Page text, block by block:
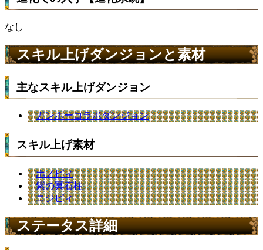
なし
スキル上げダンジョンと素材
主なスキル上げダンジョン
ガンホーコラボダンジョン
スキル上げ素材
ホノピィ
紫の冥石柱
ニジピィ
ステータス詳細